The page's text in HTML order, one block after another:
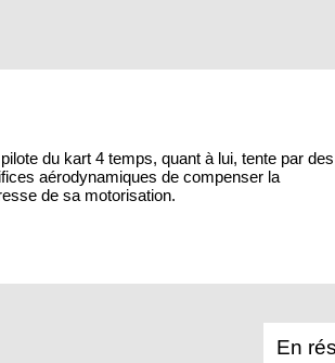
du kart 4 temps, quant à lui, tente par des
aérodynamiques de compenser la
de sa motorisation.
En